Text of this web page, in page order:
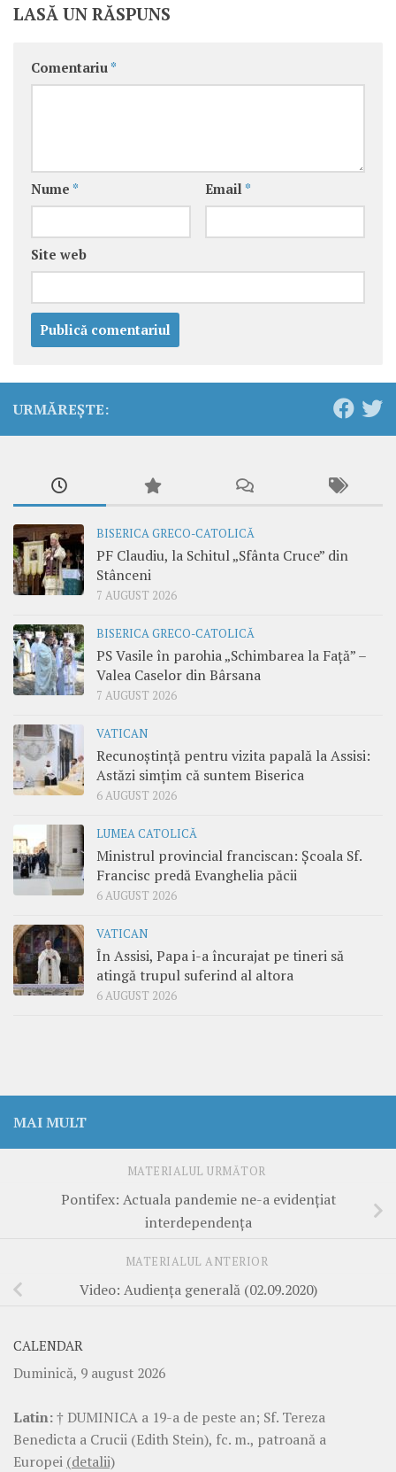
LASĂ UN RĂSPUNS
Comentariu *
Nume * Email *
Site web
URMĂREȘTE:
BISERICA GRECO-CATOLICĂ
PF Claudiu, la Schitul „Sfânta Cruce” din
Stânceni
7 AUGUST 2026
BISERICA GRECO-CATOLICĂ
PS Vasile în parohia „Schimbarea la Față” –
Valea Caselor din Bârsana
7 AUGUST 2026
VATICAN
Recunoștință pentru vizita papală la Assisi:
Astăzi simțim că suntem Biserica
6 AUGUST 2026
LUMEA CATOLICĂ
Ministrul provincial franciscan: Școala Sf.
Francisc predă Evanghelia păcii
6 AUGUST 2026
VATICAN
În Assisi, Papa i-a încurajat pe tineri să
atingă trupul suferind al altora
6 AUGUST 2026
MAI MULT
MATERIALUL URMĂTOR
Pontifex: Actuala pandemie ne-a evidențiat
interdependența
MATERIALUL ANTERIOR
Video: Audiența generală (02.09.2020)
CALENDAR
Duminică, 9 august 2026
Latin:† DUMINICA a 19-a de peste an; Sf. Tereza
Benedicta a Crucii (Edith Stein), fc. m., patroană a
Europei (detalii)